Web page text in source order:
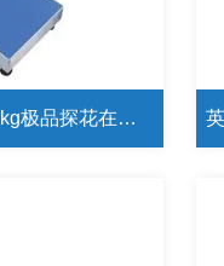
英展XK3150W－75kg极品探花在线播放